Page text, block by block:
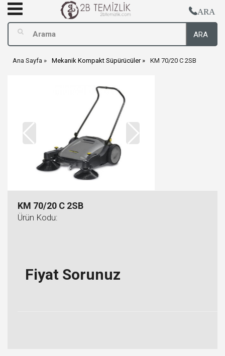
ARA
ARA
Ana Sayfa Mekanik Kompakt Süpürücüler KM 70/20 C 2SB
KM 70/20 C 2SB
Ürün Kodu:
Fiyat Sorunuz